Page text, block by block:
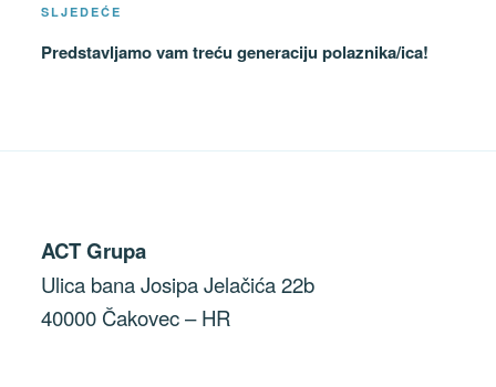
Sljedeća
objava
SLJEDEĆE
Predstavljamo vam treću generaciju polaznika/ica!
ACT Grupa
Ulica bana Josipa Jelačića 22b
40000 Čakovec – HR